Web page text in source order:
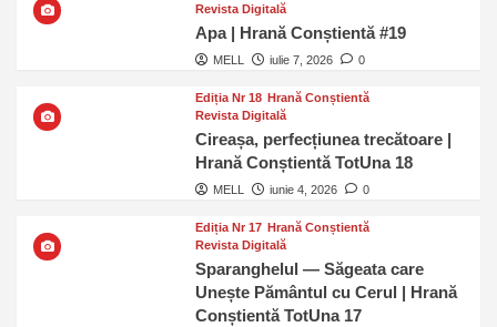
Revista Digitală
Apa | Hrană Conștientă #19
MELL iulie 7, 2026 0
Ediția Nr 18 Hrană Conștientă
Revista Digitală
Cireașa, perfecțiunea trecătoare |
Hrană Conștientă TotUna 18
MELL iunie 4, 2026 0
Ediția Nr 17 Hrană Conștientă
Revista Digitală
Sparanghelul — Săgeata care
Unește Pământul cu Cerul | Hrană
Conștientă TotUna 17